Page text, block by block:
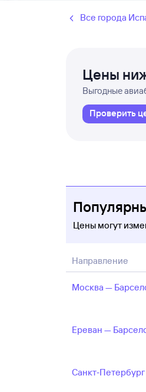
Все города
Цены
Выгодные
Проверить
Цены могут
Направление
Москва —
Ереван —